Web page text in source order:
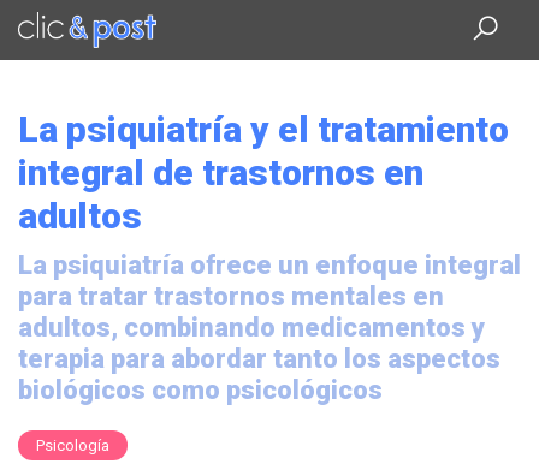
Saltar
contenido
La psiquiatría y el tratamiento
integral de trastornos en
adultos
La psiquiatría ofrece un enfoque integral
para tratar trastornos mentales en
adultos, combinando medicamentos y
terapia para abordar tanto los aspectos
biológicos como psicológicos
Psicología